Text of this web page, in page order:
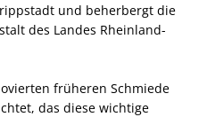
und beherbergt die
des Landes Rheinland-
früheren Schmiede
das diese wichtige